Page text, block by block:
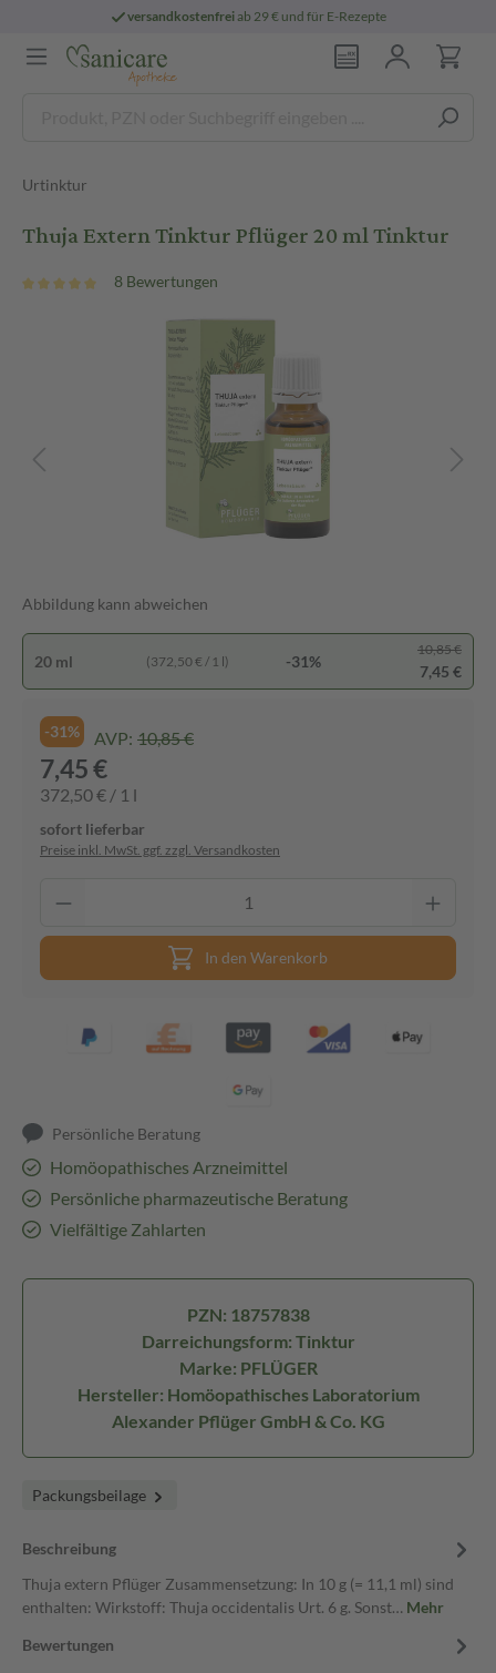
versandkostenfreiab 29 € und für E-Rezepte
Urtinktur
Thuja Extern Tinktur Pflüger 20 ml Tinktur
8 Bewertungen
Abbildung kann abweichen
20 ml (372,50 € / 1 l) -31%
10,85 €
7,45 €
-31% AVP: 10,85 €
7,45 €
372,50 € / 1 l
sofort lieferbar
Preise inkl. MwSt. ggf. zzgl. Versandkosten
In den Warenkorb
Persönliche Beratung
Homöopathisches Arzneimittel
Persönliche pharmazeutische Beratung
Vielfältige Zahlarten
PZN: 18757838
Darreichungsform: Tinktur
Marke: PFLÜGER
Hersteller: Homöopathisches Laboratorium
Alexander Pflüger GmbH & Co. KG
Packungsbeilage
Beschreibung
Thuja extern Pflüger Zusammensetzung: In 10 g (= 11,1 ml) sind
enthalten: Wirkstoff: Thuja occidentalis Urt. 6 g. Sonst… Mehr
Bewertungen